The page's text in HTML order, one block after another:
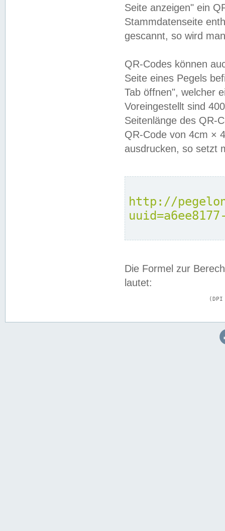
Seite anzeigen" ein
Stammdatenseite
gescannt, so wird
QR-Codes können
Seite eines Pegels
Tab öffnen", welcher
Voreingestellt sind
Seitenlänge des QR-
QR-Code von 4cm ×
ausdrucken, so setzt
http://
Die Formel zur
lautet: